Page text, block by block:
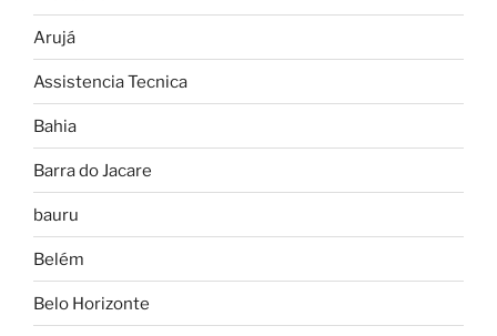
Arujá
Assistencia Tecnica
Bahia
Barra do Jacare
bauru
Belém
Belo Horizonte